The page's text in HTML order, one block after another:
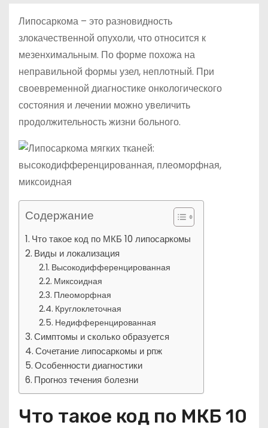
Липосаркома – это разновидность
злокачественной опухоли, что относится к
мезенхимальным. По форме похожа на
неправильной формы узел, неплотный. При
своевременной диагностике онкологического
состояния и лечении можно увеличить
продолжительность жизни больного.
Содержание
Что такое код по МКБ 10 липосаркомы
Виды и локализация
Высокодифференцированная
Миксоидная
Плеоморфная
Круглоклеточная
Недифференцированная
Симптомы и сколько образуется
Сочетание липосаркомы и рпж
Особенности диагностики
Прогноз течения болезни
Что такое код по МКБ 10